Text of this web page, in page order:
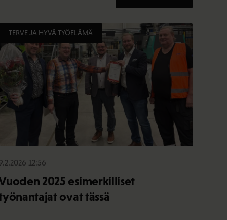
TERVE JA HYVÄ TYÖELÄMÄ
12:56
2025 esimerkilliset
ovat tässä